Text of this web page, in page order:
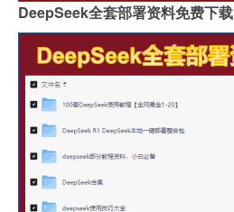
DeepSeek全套部署资料免费下载